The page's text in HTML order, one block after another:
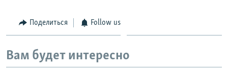
Поделиться Follow us
Вам будет интересно